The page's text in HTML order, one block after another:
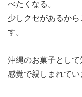
べたくなる。
少しクセがあるか
す。
沖縄のお菓子とし
感覚で親しまれてい